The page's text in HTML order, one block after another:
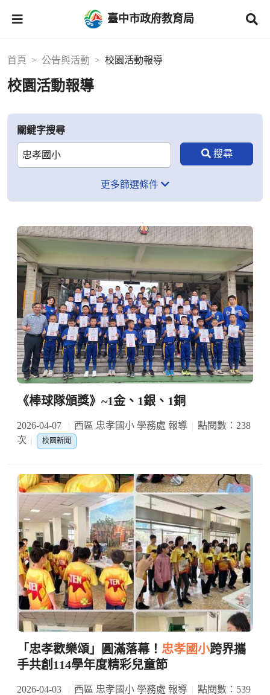
臺中市政府教育局
首頁 公告與活動 校園活動報導
校園活動報導
關鍵字搜尋
更多篩選條件
《棒球隊頒獎》~1金、1銀、1銅
2026-04-07 西區 忠孝國小 學務處 報導
點閱數：238
次
校園新聞
「忠孝歡樂頌」圓滿落幕！ 忠孝國小跨界攜
手共創114學年度精彩兒童節
2026-04-03 西區 忠孝國小 學務處 報導
點閱數：539